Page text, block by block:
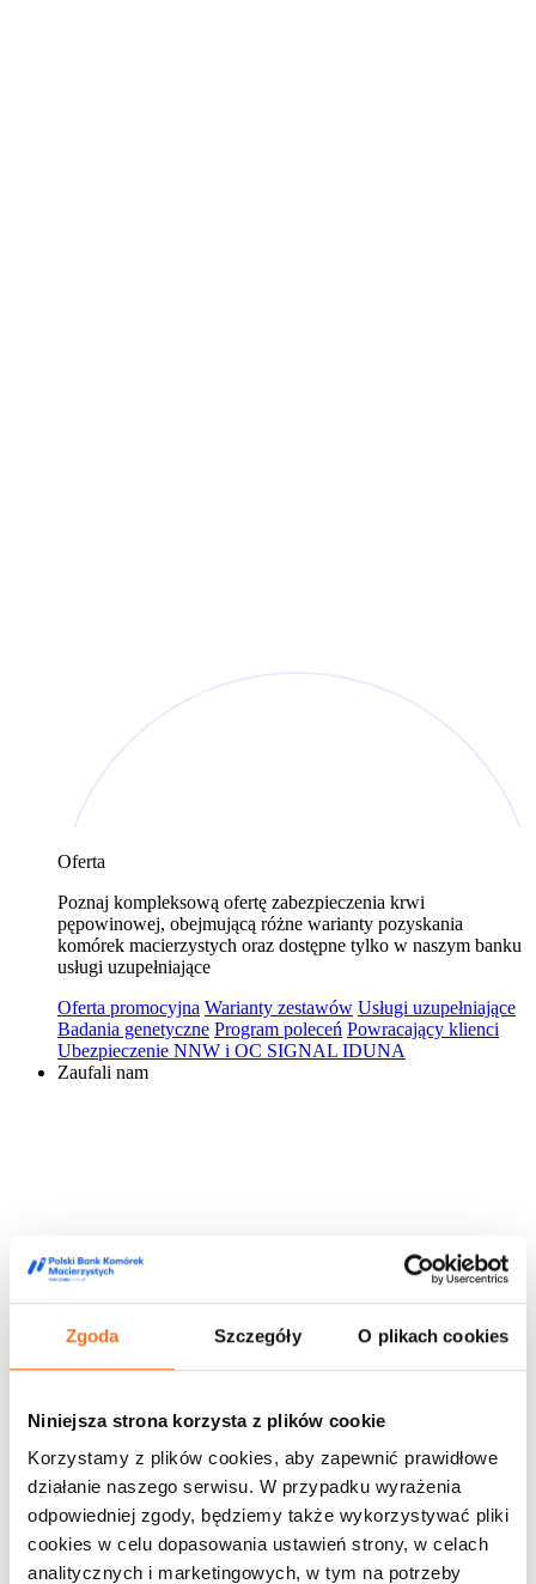
Zgoda Szczegóły O plikach cookies
Niniejsza strona korzysta z plików cookie
Korzystamy z plików cookies, aby zapewnić prawidłowe
działanie naszego serwisu. W przypadku wyrażenia
odpowiedniej zgody, będziemy także wykorzystywać pliki
cookies w celu dopasowania ustawień strony, w celach
analitycznych i marketingowych, w tym na potrzeby
Oferta
Poznaj kompleksową ofertę zabezpieczenia krwi
pępowinowej, obejmującą różne warianty pozyskania
komórek macierzystych oraz dostępne tylko w naszym banku
usługi uzupełniające
Oferta promocyjna Warianty zestawów Usługi uzupełniające
Badania genetyczne Program poleceń Powracający klienci
Ubezpieczenie NNW i OC SIGNAL IDUNA
Zaufali nam